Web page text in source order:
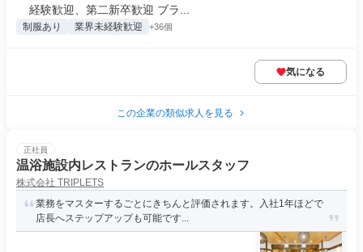
経験歓迎、第二新卒歓迎 ブラ...
制服あり 業界未経験歓迎 +36個
気になる
この企業の類似求人を見る
正社員
温浴施設内レストランのホールスタッフ
株式会社 TRIPLETS
業務をマスターするごとにきちんと評価されます。入社1年ほどで
店長へステップアップも可能です...